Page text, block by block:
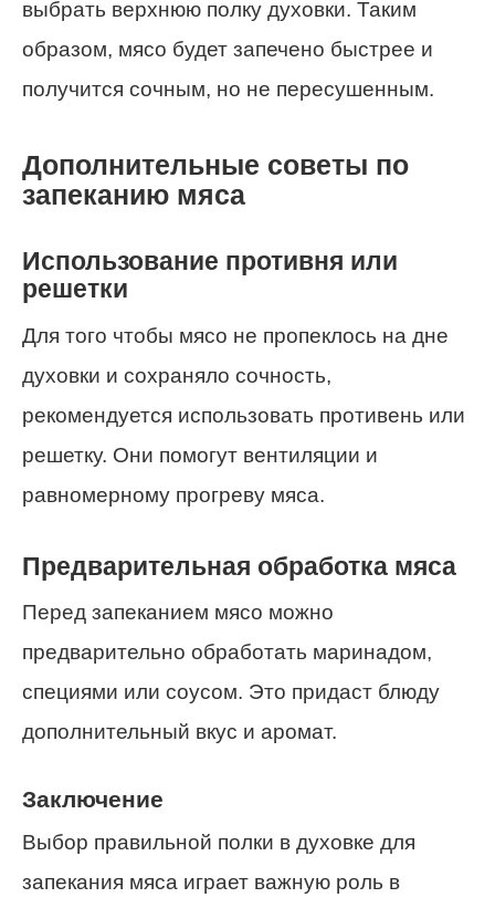
выбрать верхнюю полку духовки. Таким
образом, мясо будет запечено быстрее и
получится сочным, но не пересушенным.
Дополнительные советы по
запеканию мяса
Использование противня или
решетки
Для того чтобы мясо не пропеклось на дне
духовки и сохраняло сочность,
рекомендуется использовать противень или
решетку. Они помогут вентиляции и
равномерному прогреву мяса.
Предварительная обработка мяса
Перед запеканием мясо можно
предварительно обработать маринадом,
специями или соусом. Это придаст блюду
дополнительный вкус и аромат.
Заключение
Выбор правильной полки в духовке для
запекания мяса играет важную роль в